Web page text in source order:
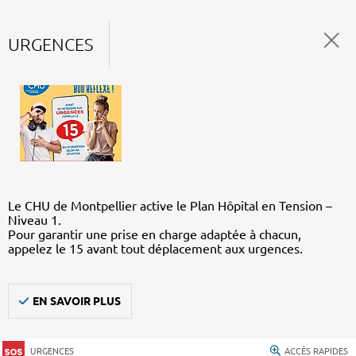
URGENCES
Le CHU de Montpellier active le Plan Hôpital en Tension –
Niveau 1.
Pour garantir une prise en charge adaptée à chacun,
appelez le 15 avant tout déplacement aux urgences.
EN SAVOIR PLUS
URGENCES ACCÈS RAPIDES